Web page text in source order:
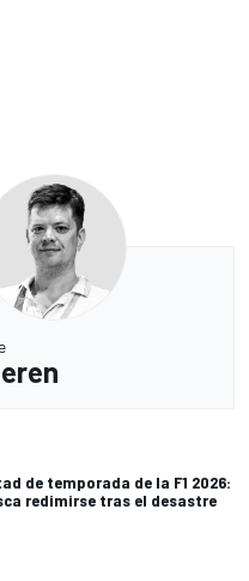
de temporada de la F1 2026:
redimirse tras el desastre